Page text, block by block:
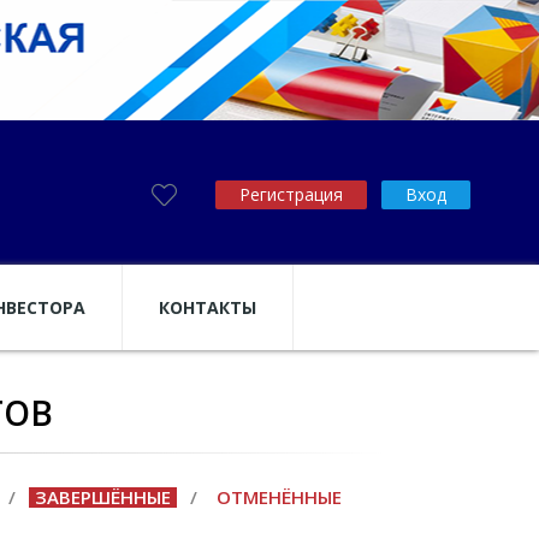
Регистрация Вход
КОНТАКТЫ
/ ЗАВЕРШЁННЫЕ / ОТМЕНЁННЫЕ